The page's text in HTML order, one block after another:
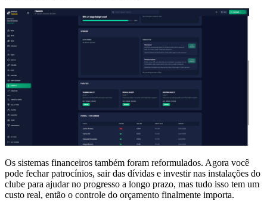
Os sistemas financeiros também foram reformulados. Agora você
pode fechar patrocínios, sair das dívidas e investir nas instalações do
clube para ajudar no progresso a longo prazo, mas tudo isso tem um
custo real, então o controle do orçamento finalmente importa.